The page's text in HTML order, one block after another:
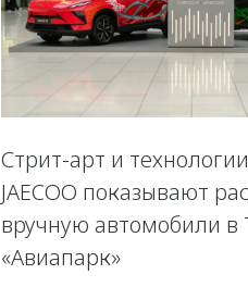
Стрит-арт и
JAECOO показывают
вручную автомобили в
«Авиапарк»